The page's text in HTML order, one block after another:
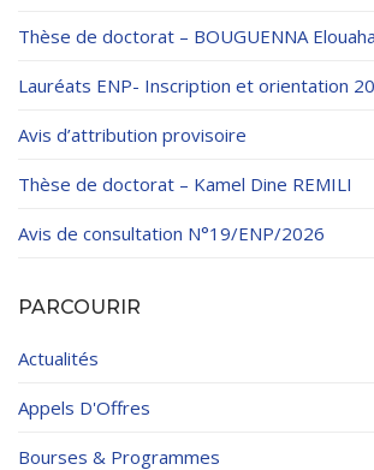
Thèse de doctorat – BOUGUENNA
Lauréats ENP- Inscription et orientation
Avis d’attribution provisoire
Thèse de doctorat – Kamel Dine REMILI
Avis de consultation N°19/ENP/2026
PARCOURIR
Actualités
Appels D'Offres
Bourses & Programmes